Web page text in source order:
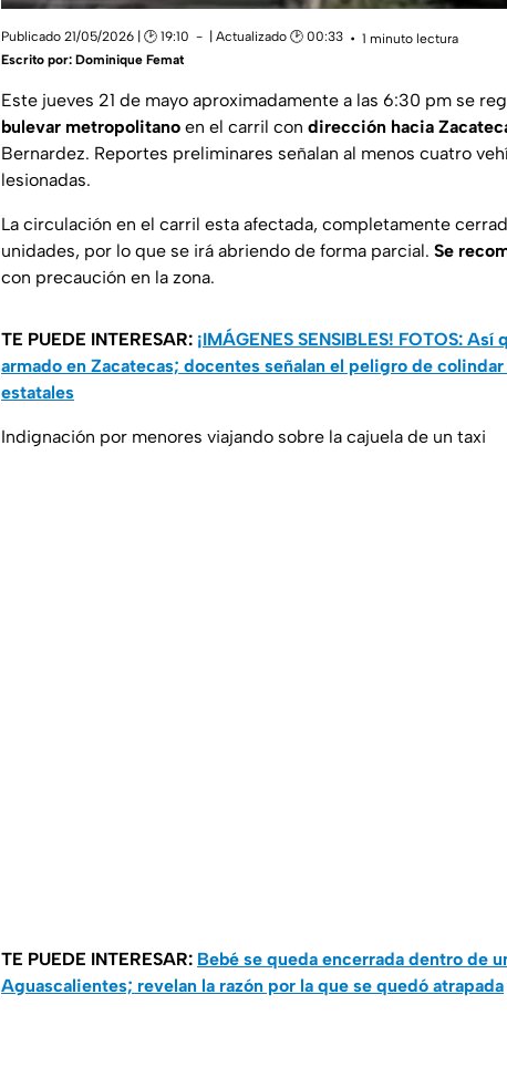
Publicado 21/05/2026 | 🕑 19:10 | Actualizado 🕑 00:33
1 minuto lectura
Escrito por: Dominique Femat
Este jueves 21 de mayo aproximadamente a las 6:30 pm se
bulevar metropolitano en el carril con dirección hacia
Bernardez. Reportes preliminares señalan al menos cuatro
lesionadas.
La circulación en el carril esta afectada, completamente
unidades, por lo que se irá abriendo de forma parcial. Se
con precaución en la zona.
TE PUEDE INTERESAR: ¡IMÁGENES SENSIBLES! FOTOS:
armado en Zacatecas; docentes señalan el peligro de
estatales
Indignación por menores viajando sobre la cajuela de un taxi
TE PUEDE INTERESAR: Bebé se queda encerrada dentro de
Aguascalientes; revelan la razón por la que se quedó atrapada